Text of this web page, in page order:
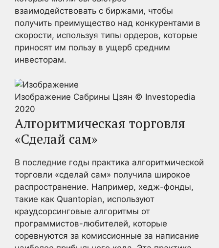
взаимодействовать с биржами, чтобы
получить преимущество над конкурентами в
скорости, используя типы ордеров, которые
приносят им пользу в ущерб средним
инвесторам.
Изображение Сабрины Цзян © Investopedia
2020
Алгоритмическая торговля
«Сделай сам»
В последние годы практика алгоритмической
торговли «сделай сам» получила широкое
распространение. Например, хедж-фонды,
такие как Quantopian, используют
краудсорсинговые алгоритмы от
программистов-любителей, которые
соревнуются за комиссионные за написание